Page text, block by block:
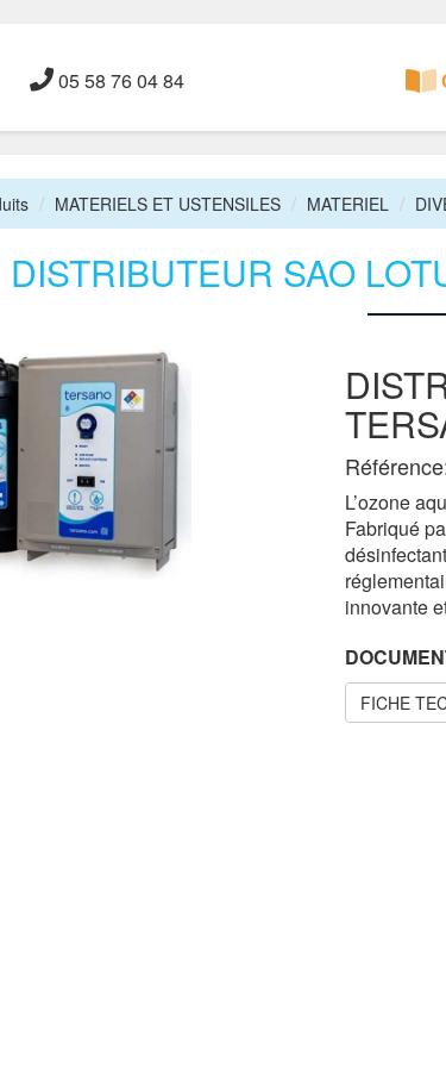
05 58 76 04 84
MATERIELS ET USTENSILES MATERIEL
DISTRIBUTEUR SAO
L’ozone
Fabriqué
innovante
FICHE